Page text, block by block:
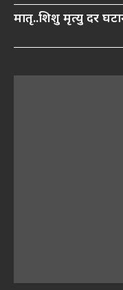
मातृ..शिशु मृत्यु दर